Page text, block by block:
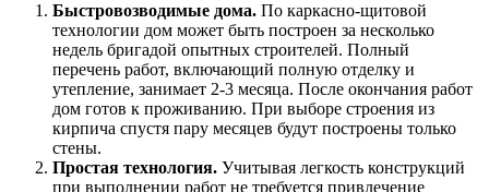
Быстровозводимые дома. По каркасно-щитовой
технологии дом может быть построен за несколько
недель бригадой опытных строителей. Полный
перечень работ, включающий полную отделку и
утепление, занимает 2-3 месяца. После окончания работ
дом готов к проживанию. При выборе строения из
кирпича спустя пару месяцев будут построены только
стены.
Простая технология. Учитывая легкость конструкций
при выполнении работ не требуется привлечение